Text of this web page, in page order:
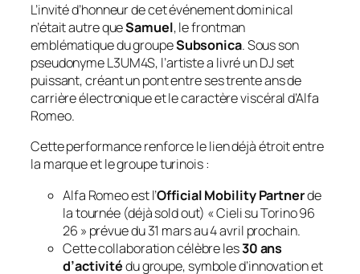
L’invité d’honneur de cet événement dominical
n’était autre queSamuel, le frontman
emblématique du groupeSubsonica. Sous son
pseudonyme L3UM4S, l’artiste a livré un DJ set
puissant, créant un pont entre ses trente ans de
carrière électronique et le caractère viscéral d’Alfa
Romeo.
Cette performance renforce le lien déjà étroit entre
la marque et le groupe turinois :
Alfa Romeo est l’Official Mobility Partnerde
la tournée (déjà sold out) « Cieli su Torino 96
26 » prévue du 31 mars au 4 avril prochain.
Cette collaboration célèbre les30 ans
d’activitédu groupe, symbole d’innovation et